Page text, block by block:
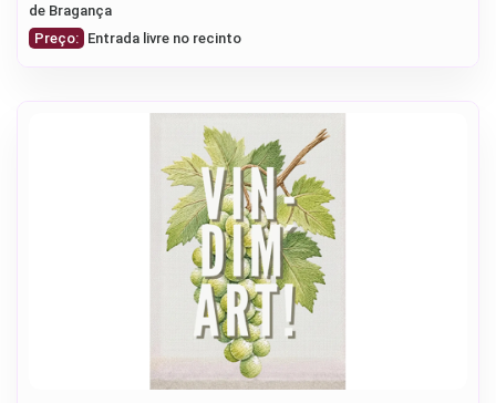
de Bragança
Preço: Entrada livre no recinto